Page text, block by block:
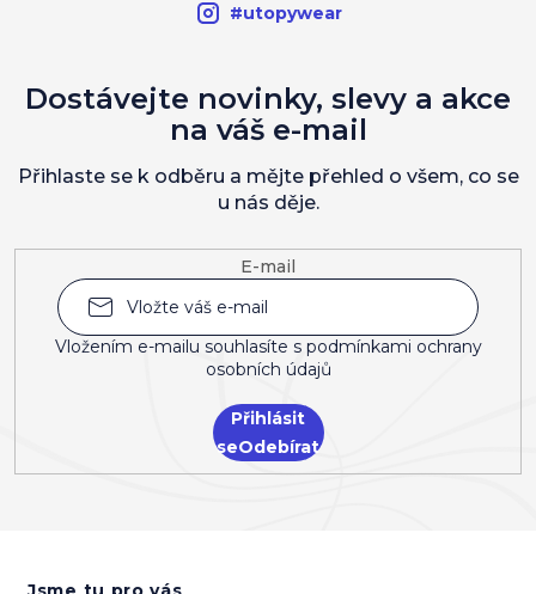
#utopywear
E-mail
Vložením e-mailu souhlasíte s podmínkami ochrany
osobních údajů
Přihlásit
se
Dostávejte novinky, slevy a akce
na váš e-mail
Přihlaste se k odběru a mějte přehled o všem, co se
u nás děje.